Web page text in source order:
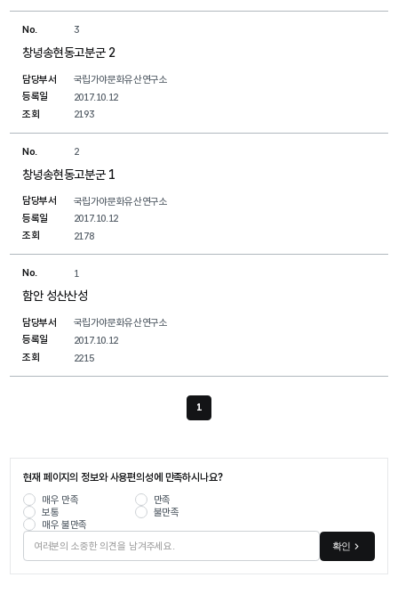
No. 3
창녕송현동고분군 2
담당부서
국립가야문화유산연구소
등록일
2017.10.12
조회
2193
No. 2
창녕송현동고분군 1
담당부서
국립가야문화유산연구소
등록일
2017.10.12
조회
2178
No. 1
함안 성산산성
담당부서
국립가야문화유산연구소
등록일
2017.10.12
조회
2215
1현재 페이지
현재 페이지의 정보와 사용편의성에 만족하시나요?
매우 만족
만족
보통
불만족
매우 불만족
확인